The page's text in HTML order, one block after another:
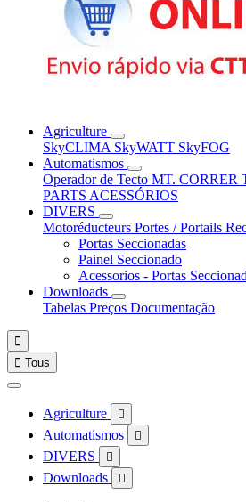
Agriculture
SkyCLIMA SkyWATT SkyFOG
Automatismos
Operador de Tecto MT. CORRER
PARTS ACESSÓRIOS
DIVERS
Motoréducteurs Portes / Portails
Portas Seccionadas
Painel Seccionado
Acessorios - Portas
Downloads
Tabelas Preços Documentação

 Tous
Agriculture 
Automatismos 
DIVERS 
Downloads 